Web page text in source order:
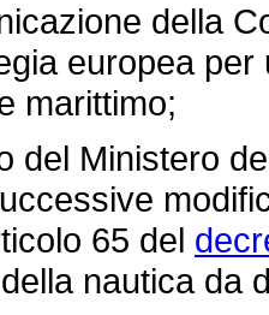
della
europea
marittimo;
Ministero
65 del
nautica da